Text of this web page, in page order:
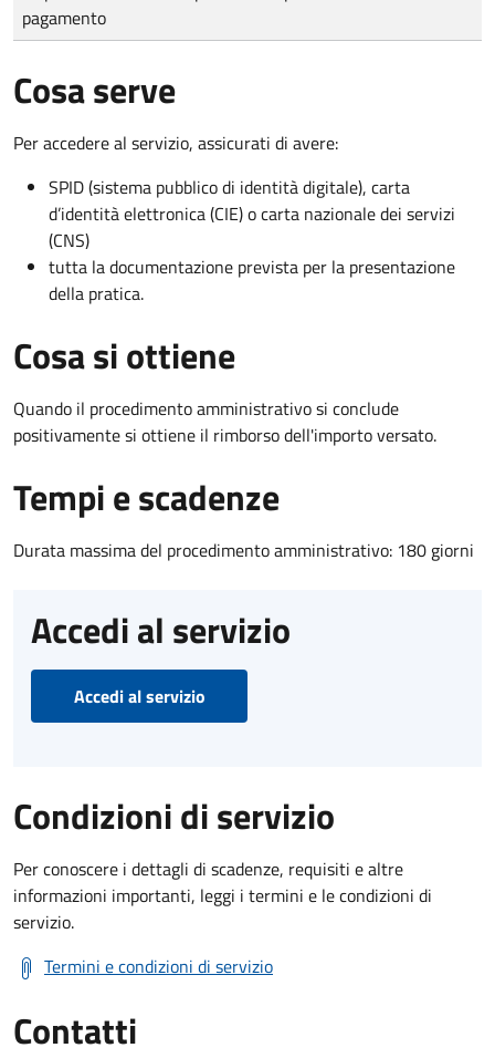
pagamento
Cosa serve
Per accedere al servizio, assicurati di avere:
SPID (sistema pubblico di identità digitale), carta
d’identità elettronica (CIE) o carta nazionale dei servizi
(CNS)
tutta la documentazione prevista per la presentazione
della pratica.
Cosa si ottiene
Quando il procedimento amministrativo si conclude
positivamente si ottiene il rimborso dell'importo versato.
Tempi e scadenze
Durata massima del procedimento amministrativo: 180 giorni
Accedi al servizio
Accedi al servizio
Condizioni di servizio
Per conoscere i dettagli di scadenze, requisiti e altre
informazioni importanti, leggi i termini e le condizioni di
servizio.
Termini e condizioni di servizio
Contatti